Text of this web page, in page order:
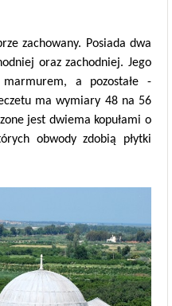
zachowany. Posiada dwa
oraz zachodniej. Jego
a pozostałe -
ma wymiary 48 na 56
jest dwiema kopułami o
obwody zdobią płytki